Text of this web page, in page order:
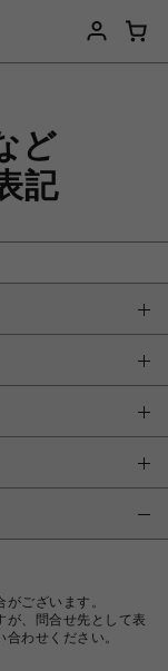
ど
記
ございます。
が、問合せ先として表
わせください。